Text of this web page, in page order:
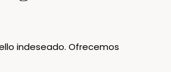
indeseado. Ofrecemos